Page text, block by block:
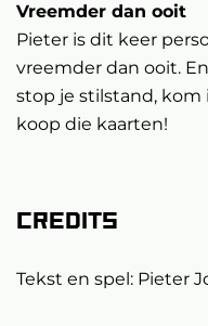
Vreemder dan ooit
Pieter is dit keer
vreemder dan ooit.
stop je stilstand, kom
koop die kaarten!
Credits
Tekst en spel: Pieter